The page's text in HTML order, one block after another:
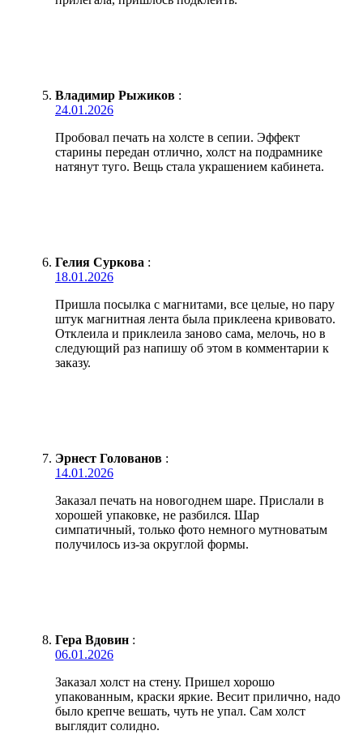
Владимир Рыжиков :
24.01.2026
Пробовал печать на холсте в сепии. Эффект
старины передан отлично, холст на подрамнике
натянут туго. Вещь стала украшением кабинета.
Гелия Суркова :
18.01.2026
Пришла посылка с магнитами, все целые, но пару
штук магнитная лента была приклеена кривовато.
Отклеила и приклеила заново сама, мелочь, но в
следующий раз напишу об этом в комментарии к
заказу.
Эрнест Голованов :
14.01.2026
Заказал печать на новогоднем шаре. Прислали в
хорошей упаковке, не разбился. Шар
симпатичный, только фото немного мутноватым
получилось из-за округлой формы.
Гера Вдовин :
06.01.2026
Заказал холст на стену. Пришел хорошо
упакованным, краски яркие. Весит прилично, надо
было крепче вешать, чуть не упал. Сам холст
выглядит солидно.